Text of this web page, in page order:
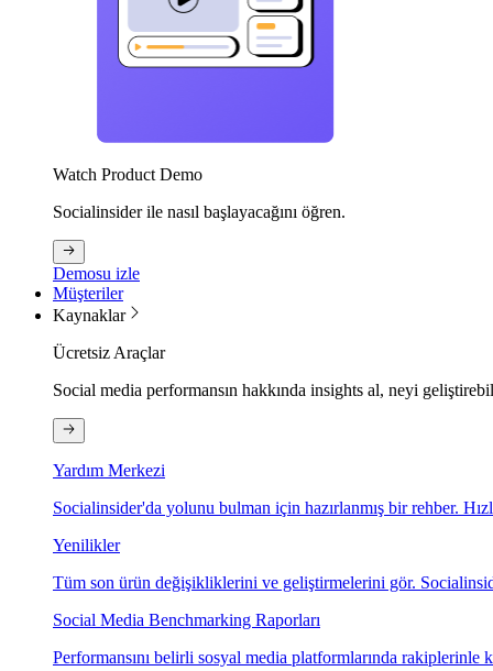
Watch Product Demo
Socialinsider ile nasıl başlayacağını öğren.
Demosu izle
Müşteriler
Kaynaklar
Ücretsiz Araçlar
Social media performansın hakkında insights al, neyi
Yardım Merkezi
Socialinsider'da yolunu bulman için hazırlanmış bir rehber.
Yenilikler
Tüm son ürün değişikliklerini ve geliştirmelerini gör.
Social Media Benchmarking Raporları
Performansını belirli sosyal media platformlarında rakiplerinle